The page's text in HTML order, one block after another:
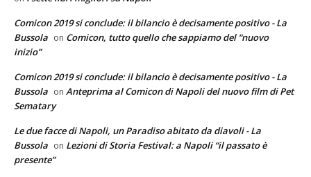
Comicon 2019 si conclude: il bilancio è decisamente positivo - La
Bussola on Comicon, tutto quello che sappiamo del “nuovo
inizio”
Comicon 2019 si conclude: il bilancio è decisamente positivo - La
Bussola on Anteprima al Comicon di Napoli del nuovo film di Pet
Sematary
Le due facce di Napoli, un Paradiso abitato da diavoli - La
Bussola on Lezioni di Storia Festival: a Napoli “il passato è
presente”